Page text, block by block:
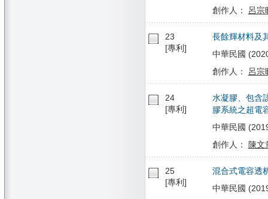
創作人： 呂宗
23
[專利]
長餘輝材料及
中華民國
創作人： 呂宗
24
[專利]
水凝膠、包含
膠系統之超電
中華民國
創作人：
陳文
25
[專利]
混合式電容透
中華民國